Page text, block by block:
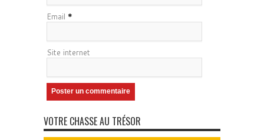
Email *
Site internet
VOTRE CHASSE AU TRÉSOR